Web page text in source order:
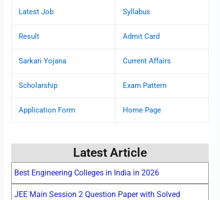
Latest Job Syllabus
Result Admit Card
Sarkari Yojana Current Affairs
Scholarship Exam Pattern
Application Form Home Page
Latest Article
Best Engineering Colleges in India in 2026
JEE Main Session 2 Question Paper with Solved